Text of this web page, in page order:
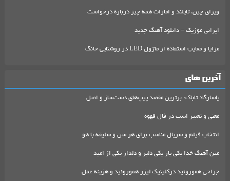
ویزای چین، تایلند و امارات همه چیز درباره درخواست
ایرانی موزیک – دانلود آهنگ جدید
مزایا و معایب استفاده از ماژول LED در روشنایی خانگ
آخرین های
پاسارگاد تاباک: برترین مقصد پیپ‌های دست‌ساز و اصل
معنی و تعبیر اسب در فال قهوه
انتخاب فیلم و سریال مناسب برای هر سن و سلیقه با هو
متن آهنگ خدا یکی یار یکی دلبر و دلدار یکی از امید
جراحی هموروئید درکلینیک لیزر هموروئید و هزینه عمل